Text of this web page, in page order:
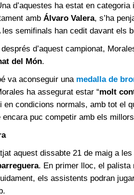
d’aquestes ha estat en
amb Álvaro Valera, s’ha
semifinals han cedit davant els
d’aquest campionat,
del Món.
va aconseguir una medalla de
ha assegurat estar “molt
condicions normals, amb tot el
puc competir amb els
aquest dissabte 21 de maig a
. En primer lloc, el palista
els assistents podran